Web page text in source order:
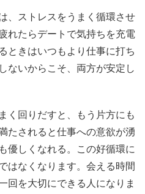
、ストレスをうまく循環させ
れたらデートで気持ちを充電
ときはいつもより仕事に打ち
ないからこそ、両方が安定し
く回りだすと、もう片方にも
たされると仕事への意欲が湧
優しくなれる。この好循環に
はなくなります。会える時間
回を大切にできる人になりま